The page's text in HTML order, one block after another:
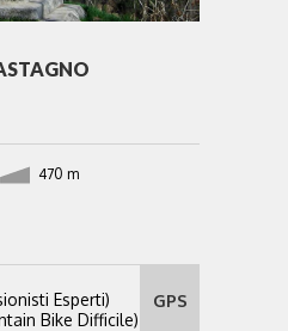
470 m
Esperti)
Bike Difficile)
GPS